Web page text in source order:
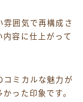
雰囲気で再構成さ
容に仕上がって
コミカルな魅力が
った印象です。